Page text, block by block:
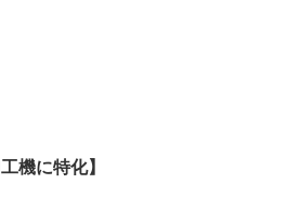
機に特化】